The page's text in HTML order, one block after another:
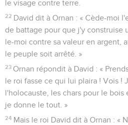
le visage contre terre.
22 David dit à Ornan : « Cède-moi
de battage pour que j'y construise
le-moi contre sa valeur en argent,
le peuple soit arrêté. »
23 Ornan répondit à David : «
le roi fasse ce qui lui plaira ! Vois
l'holocauste, les chars pour le bois
je donne le tout. »
24 Mais le roi David dit à Ornan : «